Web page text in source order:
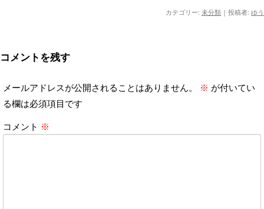
カテゴリー: 未分類 | 投稿者: ゆう
コメントを残す
メールアドレスが公開されることはありません。 ※ が付いてい
る欄は必須項目です
コメント ※